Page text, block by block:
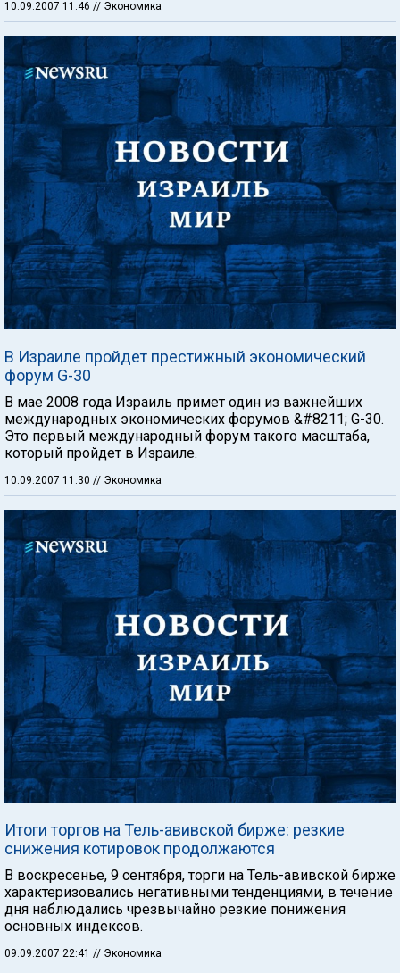
10.09.2007 11:46 // Экономика
В Израиле пройдет престижный экономический
форум G-30
В мае 2008 года Израиль примет один из важнейших
международных экономических форумов &#8211; G-30.
Это первый международный форум такого масштаба,
который пройдет в Израиле.
10.09.2007 11:30 // Экономика
Итоги торгов на Тель-авивской бирже: резкие
снижения котировок продолжаются
В воскресенье, 9 сентября, торги на Тель-авивской бирже
характеризовались негативными тенденциями, в течение
дня наблюдались чрезвычайно резкие понижения
основных индексов.
09.09.2007 22:41 // Экономика